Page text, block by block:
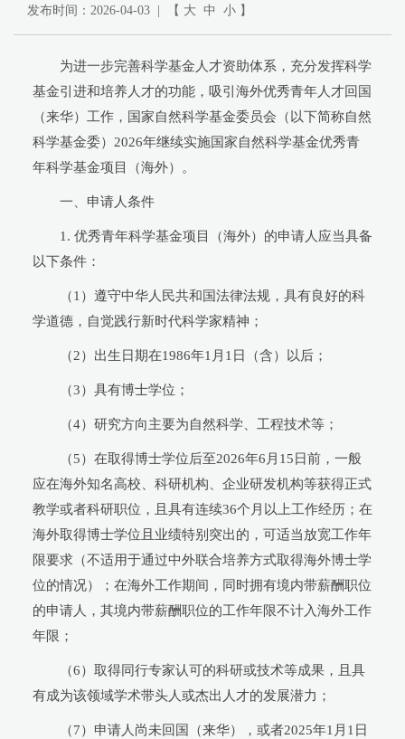
发布时间：2026-04-03 | 【 大 中 小 】
为进一步完善科学基金人才资助体系，充分发挥科学
基金引进和培养人才的功能，吸引海外优秀青年人才回国
（来华）工作，国家自然科学基金委员会（以下简称自然
科学基金委）2026年继续实施国家自然科学基金优秀青
年科学基金项目（海外）。
一、申请人条件
1. 优秀青年科学基金项目（海外）的申请人应当具备
以下条件：
（1）遵守中华人民共和国法律法规，具有良好的科
学道德，自觉践行新时代科学家精神；
（2）出生日期在1986年1月1日（含）以后；
（3）具有博士学位；
（4）研究方向主要为自然科学、工程技术等；
（5）在取得博士学位后至2026年6月15日前，一般
应在海外知名高校、科研机构、企业研发机构等获得正式
教学或者科研职位，且具有连续36个月以上工作经历；在
海外取得博士学位且业绩特别突出的，可适当放宽工作年
限要求（不适用于通过中外联合培养方式取得海外博士学
位的情况）；在海外工作期间，同时拥有境内带薪酬职位
的申请人，其境内带薪酬职位的工作年限不计入海外工作
年限；
（6）取得同行专家认可的科研或技术等成果，且具
有成为该领域学术带头人或杰出人才的发展潜力；
（7）申请人尚未回国（来华），或者2025年1月1日